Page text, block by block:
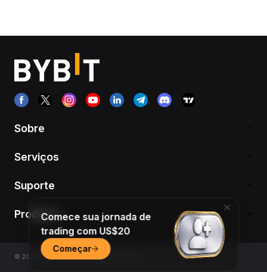
Sobre
Serviços
Suporte
Produtos
© 2018-2026 Bybit.com. All rights reserved.
Comece sua jornada de
trading com US$20
Começar